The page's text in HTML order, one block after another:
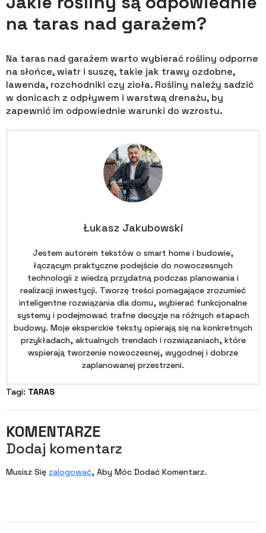
na taras nad garażem?
Na taras nad garażem warto wybierać rośliny odporne
na słońce, wiatr i suszę, takie jak trawy ozdobne,
lawenda, rozchodniki czy zioła. Rośliny należy sadzić
w donicach z odpływem i warstwą drenażu, by
zapewnić im odpowiednie warunki do wzrostu.
Łukasz Jakubowski
Jestem autorem tekstów o smart home i budowie,
łączącym praktyczne podejście do nowoczesnych
technologii z wiedzą przydatną podczas planowania i
realizacji inwestycji. Tworzę treści pomagające zrozumieć
inteligentne rozwiązania dla domu, wybierać funkcjonalne
systemy i podejmować trafne decyzje na różnych etapach
budowy. Moje eksperckie teksty opierają się na konkretnych
przykładach, aktualnych trendach i rozwiązaniach, które
wspierają tworzenie nowoczesnej, wygodnej i dobrze
zaplanowanej przestrzeni.
Tagi: TARAS
KOMENTARZE
Dodaj komentarz
Musisz Się zalogować, Aby Móc Dodać Komentarz.